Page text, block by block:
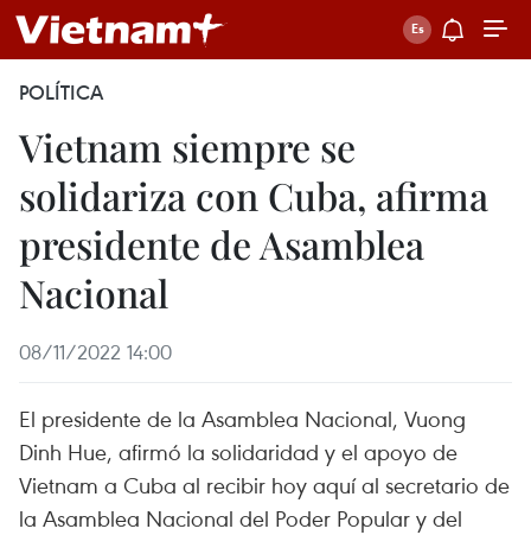
POLÍTICA
Vietnam siempre se
solidariza con Cuba, afirma
presidente de Asamblea
Nacional
08/11/2022 14:00
El presidente de la Asamblea Nacional, Vuong
Dinh Hue, afirmó la solidaridad y el apoyo de
Vietnam a Cuba al recibir hoy aquí al secretario de
la Asamblea Nacional del Poder Popular y del